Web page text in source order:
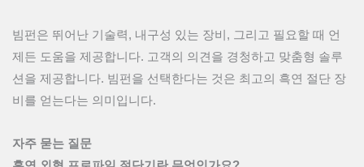
빔펀은 뛰어난 기술력, 내구성 있는 장비, 그리고 필요할 때 언
제든 도움을 제공합니다. 고객의 의견을 경청하고 맞춤형 솔루
션을 제공합니다. 빔펀을 선택한다는 것은 최고의 흑연 절단 장
비를 얻는다는 의미입니다.
자주 묻는 질문